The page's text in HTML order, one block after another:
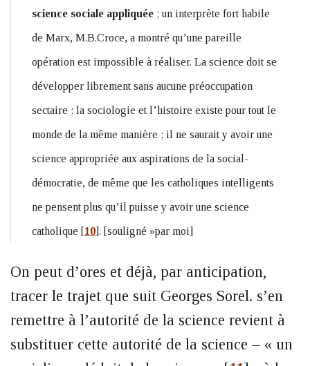
science sociale appliquée ; un interprète fort habile
de Marx, M.B.Croce, a montré qu’une pareille
opération est impossible à réaliser. La science doit se
développer librement sans aucune préoccupation
sectaire ; la sociologie et l’histoire existe pour tout le
monde de la même manière ; il ne saurait y avoir une
science appropriée aux aspirations de la social-
démocratie, de même que les catholiques intelligents
ne pensent plus qu’il puisse y avoir une science
catholique [10]. [souligné »par moi]
On peut d’ores et déjà, par anticipation,
tracer le trajet que suit Georges Sorel. s’en
remettre à l’autorité de la science revient à
substituer cette autorité de la science – « un